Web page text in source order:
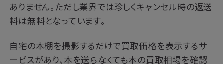
ありません。ただし業界では珍しくキャンセル時の返送
料は無料となっています。
自宅の本棚を撮影するだけで買取価格を表示するサ
ービスがあり、本を送らなくても本の買取相場を確認